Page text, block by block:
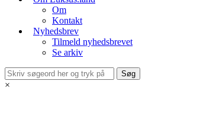
Om
Kontakt
Nyhedsbrev
Tilmeld nyhedsbrevet
Se arkiv
×